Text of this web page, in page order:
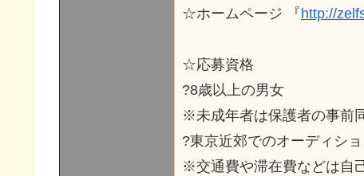
☆ホームページ 『http://
☆応募資格
?8歳以上の男女
※未成年者は保護者の事前
?東京近郊でのオーディシ
※交通費や滞在費などは自